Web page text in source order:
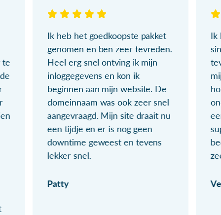
te
Ik heb het goedkoopste pakket
genomen en ben zeer tevreden.
Heel erg snel ontving ik mijn
inloggegevens en kon ik
beginnen aan mijn website. De
domeinnaam was ook zeer snel
aangevraagd. Mijn site draait nu
een tijdje en er is nog geen
downtime geweest en tevens
lekker snel.
Patty
Ik